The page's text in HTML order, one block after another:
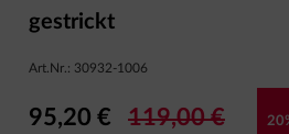
gestrickt
Art.Nr.: 30932-1006
95,20 € 119,00 €